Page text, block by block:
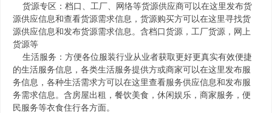
货源专区：档口、工厂、网络等货源供应商可以在这里发布货
源供应信息和查看货源需求信息，货源购买方可以在这里寻找货
源供应信息和发布货源需求信息。含档口货源，工厂货源，网上
货源等
生活服务：方便各位服装行业从业者获取更好更真实有效便捷
的生活服务信息，各类生活服务提供方或商家可以在这里发布服
务信息，各种生活需求方可以在这里查看服务供应信息和发布服
务需求信息。含房屋出租，餐饮美食，休闲娱乐，商家服务，便
民服务等衣食住行各方面。